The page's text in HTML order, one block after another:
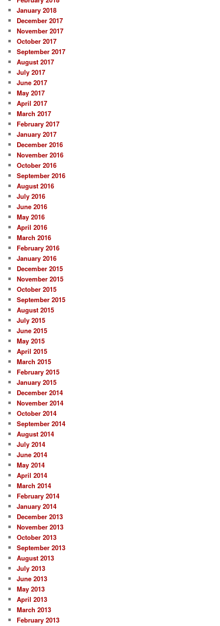
January 2018
December 2017
November 2017
October 2017
September 2017
August 2017
July 2017
June 2017
May 2017
April 2017
March 2017
February 2017
January 2017
December 2016
November 2016
October 2016
September 2016
August 2016
July 2016
June 2016
May 2016
April 2016
March 2016
February 2016
January 2016
December 2015
November 2015
October 2015
September 2015
August 2015
July 2015
June 2015
May 2015
April 2015
March 2015
February 2015
January 2015
December 2014
November 2014
October 2014
September 2014
August 2014
July 2014
June 2014
May 2014
April 2014
March 2014
February 2014
January 2014
December 2013
November 2013
October 2013
September 2013
August 2013
July 2013
June 2013
May 2013
April 2013
March 2013
February 2013